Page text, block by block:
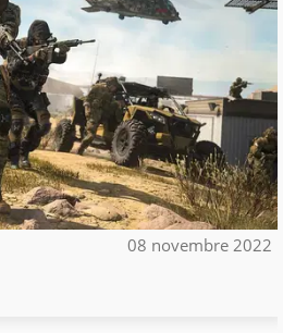
08 novembre 2022